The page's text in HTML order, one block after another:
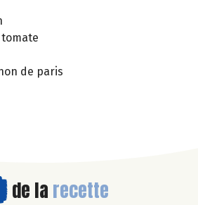
tomate
de paris
de la recette